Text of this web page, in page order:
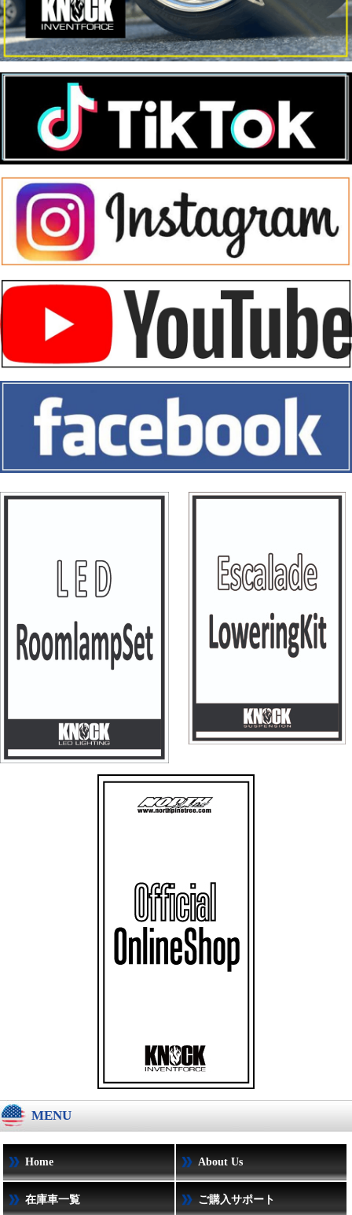
MENU
Home About Us
在庫車一覧 ご購入サポート